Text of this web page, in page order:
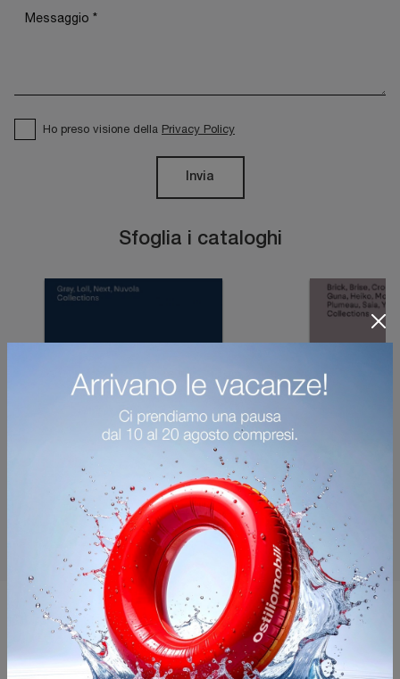
Sfoglia i cataloghi
Ho preso visione della Privacy Policy
Invia
Potrebbero piacerti anche